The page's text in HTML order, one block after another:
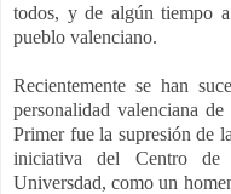
todos, y de algún tiempo
pueblo valenciano.
Recientemente se han
personalidad valenciana de
Primer fue la supresión de
iniciativa del Centro de
Universdad, como un